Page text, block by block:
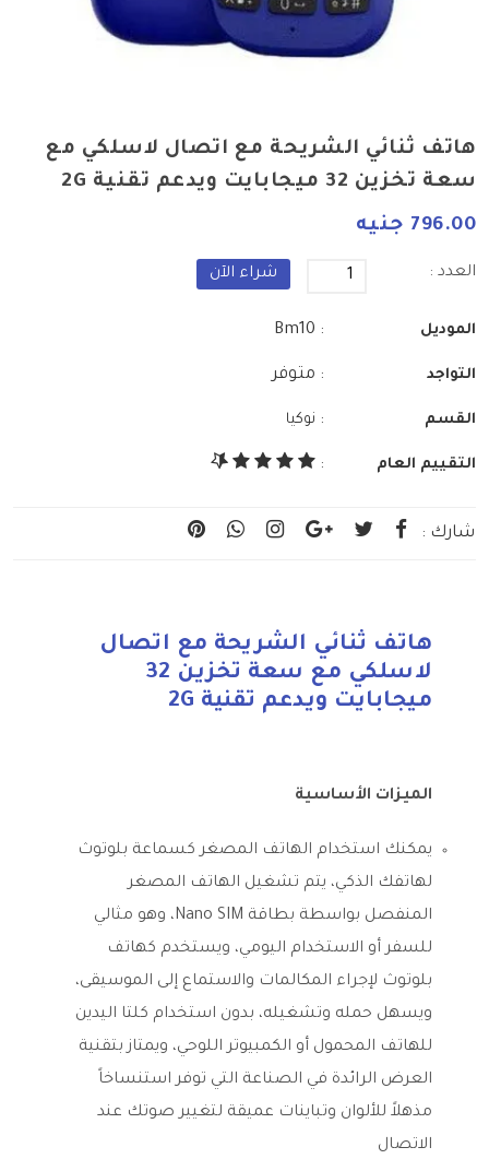
هاتف ثنائي الشريحة مع اتصال لاسلكي مع
سعة تخزين 32 ميجابايت ويدعم تقنية 2G
796.00 جنيه
العدد : شراء الآن
الموديل : Bm10
التواجد : متوفر
القسم : نوكيا
التقييم العام :
شارك :
هاتف ثنائي الشريحة مع اتصال
لاسلكي مع سعة تخزين 32
ميجابايت ويدعم تقنية 2G
الميزات الأساسية
يمكنك استخدام الهاتف المصغر كسماعة بلوتوث
لهاتفك الذكي، يتم تشغيل الهاتف المصغر
المنفصل بواسطة بطاقة Nano SIM، وهو مثالي
للسفر أو الاستخدام اليومي، ويستخدم كهاتف
بلوتوث لإجراء المكالمات والاستماع إلى الموسيقى،
ويسهل حمله وتشغيله، بدون استخدام كلتا اليدين
للهاتف المحمول أو الكمبيوتر اللوحي، ويمتاز بتقنية
العرض الرائدة في الصناعة التي توفر استنساخاً
مذهلاً للألوان وتباينات عميقة لتغيير صوتك عند
الاتصال